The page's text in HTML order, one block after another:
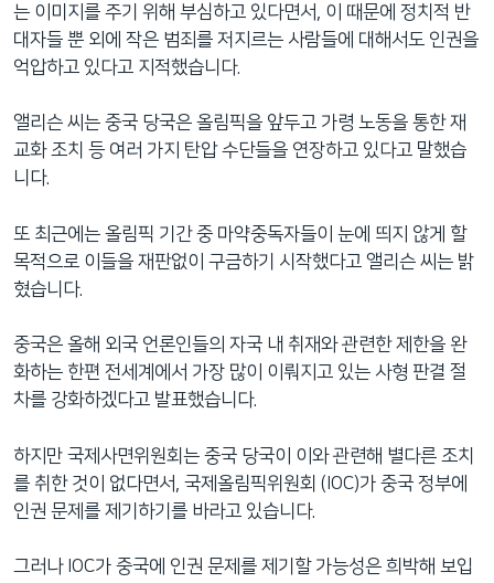
이
등
는 이미지를 주기 위해 부심하고 있다면서, 이 때문에 정치적 반
대자들 뿐 외에 작은 범죄를 저지르는 사람들에 대해서도 인권을
억압하고 있다고 지적했습니다.
앨리슨 씨는 중국 당국은 올림픽을 앞두고 가령 노동을 통한 재
교화 조치 등 여러 가지 탄압 수단들을 연장하고 있다고 말했습
니다.
또 최근에는 올림픽 기간 중 마약중독자들이 눈에 띄지 않게 할
목적으로 이들을 재판없이 구금하기 시작했다고 앨리슨 씨는 밝
혔습니다.
중국은 올해 외국 언론인들의 자국 내 취재와 관련한 제한을 완
화하는 한편 전세계에서 가장 많이 이뤄지고 있는 사형 판결 절
차를 강화하겠다고 발표했습니다.
하지만 국제사면위원회는 중국 당국이 이와 관련해 별다른 조치
를 취한 것이 없다면서, 국제올림픽위원회 (IOC)가 중국 정부에
인권 문제를 제기하기를 바라고 있습니다.
그러나 IOC가 중국에 인권 문제를 제기할 가능성은 희박해 보입